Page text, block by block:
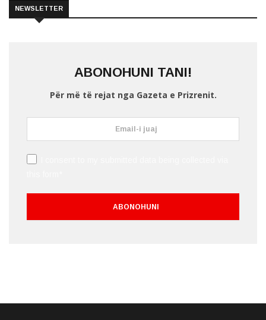
NEWSLETTER
ABONOHUNI TANI!
Për më të rejat nga Gazeta e Prizrenit.